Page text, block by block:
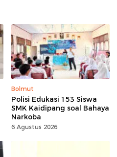
Bolmut
Polisi Edukasi 153 Siswa
SMK Kaidipang soal Bahaya
Narkoba
6 Agustus 2026